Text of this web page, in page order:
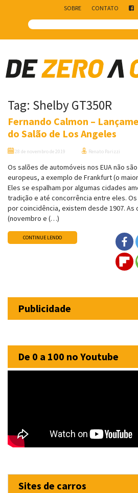
SOBRE CONTATO
Main Navigation
Tag: Shelby GT350R
Fernando Calmon –
do Salão de Los Angeles
28 de novembro de 2019 Renato Parizzi
Os salões de automóveis nos EUA não
europeus, a exemplo de Frankfurt (o
Eles se espalham por algumas cidades
tradição e até concorrência entre eles.
por coincidência, existem desde 1907. As
(novembro e (…)
CONTINUE LENDO
Publicidade
De 0 a 100 no Youtube
Sites de carros